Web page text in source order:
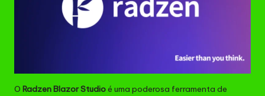
O Radzen Blazor Studioé uma poderosa ferramenta de